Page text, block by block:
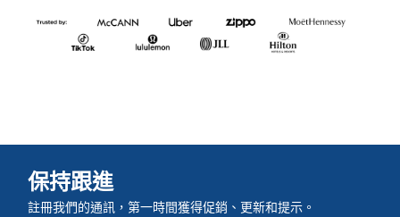
保持跟進
註冊我們的通訊，第一時間獲得促銷、更新和提示。